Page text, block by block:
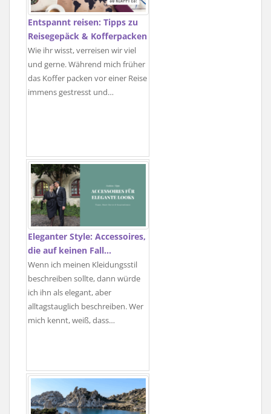
Entspannt reisen: Tipps zu
Reisegepäck & Kofferpacken
Wie ihr wisst, verreisen wir viel
und gerne. Während mich früher
das Koffer packen vor einer Reise
immens gestresst und…
Eleganter Style: Accessoires,
die auf keinen Fall…
Wenn ich meinen Kleidungsstil
beschreiben sollte, dann würde
ich ihn als elegant, aber
alltagstauglich beschreiben. Wer
mich kennt, weiß, dass…